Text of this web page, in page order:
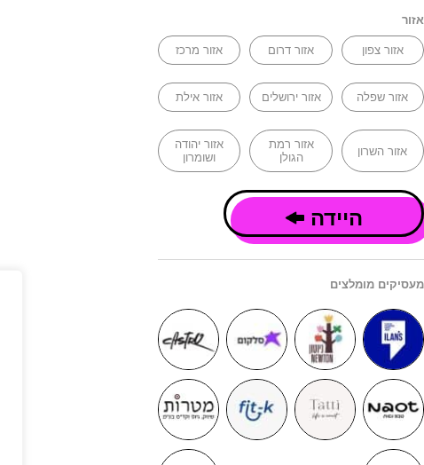
אזור
אזור צפון אזור דרום אזור מרכז
אזור שפלה אזור ירושלים אזור אילת
אזור השרון
אזור רמת
הגולן
אזור יהודה
ושומרון
היידה
מעסיקים מומלצים